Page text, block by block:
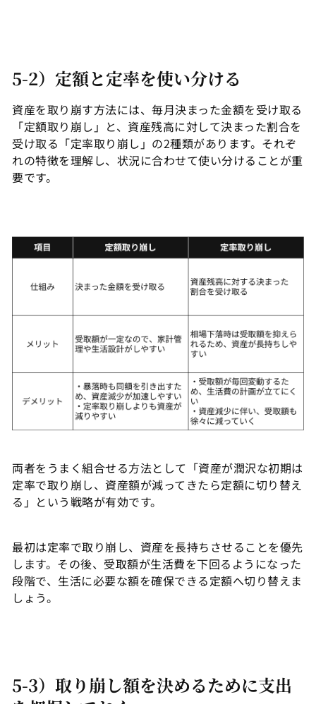
5-2）定額と定率を使い分ける
資産を取り崩す方法には、毎月決まった金額を受け取る
「定額取り崩し」と、資産残高に対して決まった割合を
受け取る「定率取り崩し」の2種類があります。それぞ
れの特徴を理解し、状況に合わせて使い分けることが重
要です。
両者をうまく組合せる方法として「資産が潤沢な初期は
定率で取り崩し、資産額が減ってきたら定額に切り替え
る」という戦略が有効です。
最初は定率で取り崩し、資産を長持ちさせることを優先
します。その後、受取額が生活費を下回るようになった
段階で、生活に必要な額を確保できる定額へ切り替えま
しょう。
5-3）取り崩し額を決めるために支出